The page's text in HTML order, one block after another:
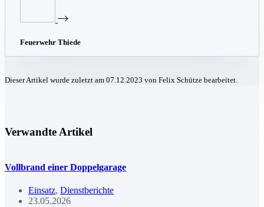
Feuerwehr Thiede
Dieser Artikel wurde zuletzt am 07.12.2023 von Felix Schütze bearbeitet.
Verwandte Artikel
Vollbrand einer Doppelgarage
Einsatz, Dienstberichte
23.05.2026